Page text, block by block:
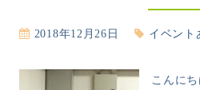
2018年12月26日 イベント
こんにち